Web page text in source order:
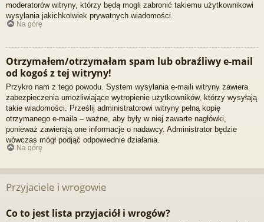
moderatorów witryny, którzy będą mogli zabronić takiemu użytkownikowi
wysyłania jakichkolwiek prywatnych wiadomości.
Na górę
Otrzymałem/otrzymałam spam lub obraźliwy e-mail
od kogoś z tej witryny!
Przykro nam z tego powodu. System wysyłania e-maili witryny zawiera
zabezpieczenia umożliwiające wytropienie użytkowników, którzy wysyłają
takie wiadomości. Prześlij administratorowi witryny pełną kopię
otrzymanego e-maila – ważne, aby były w niej zawarte nagłówki,
ponieważ zawierają one informacje o nadawcy. Administrator będzie
wówczas mógł podjąć odpowiednie działania.
Na górę
Przyjaciele i wrogowie
Co to jest lista przyjaciół i wrogów?